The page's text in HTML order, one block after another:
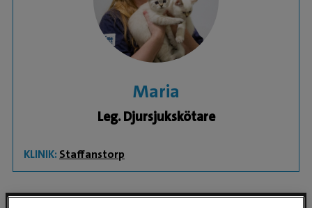
Maria
Leg. Djursjukskötare
KLINIK: Staffanstorp